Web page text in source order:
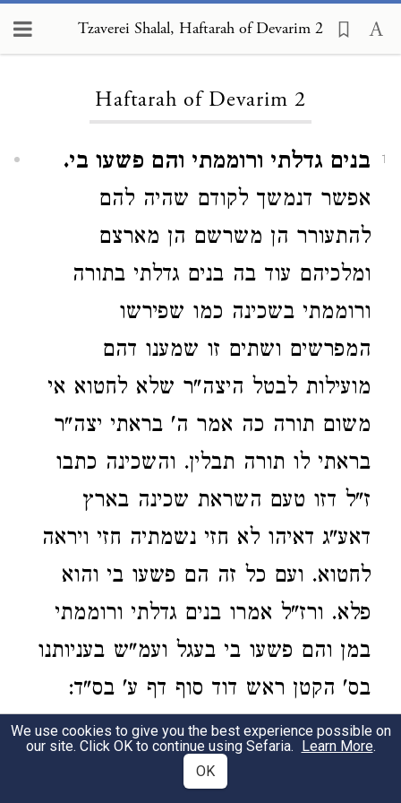
Tzaverei Shalal, Haftarah of Devarim 2
Haftarah of Devarim 2
1
בנים גדלתי ורוממתי והם פשעו בי.
אפשר דנמשך לקודם שהיה להם
להתעורר הן משרשם הן מארצם
ומלכיהם עוד בה בנים גדלתי בתורה
ורוממתי בשכינה כמו שפירשו
המפרשים ושתים זו שמענו דהם
מועילות לבטל היצה"ר שלא לחטוא אי
משום תורה כה אמר ה' בראתי יצה"ר
בראתי לו תורה תבלין. והשכינה כתבו
ז"ל דזו טעם השראת שכינה בארץ
דאע"ג דאיהו לא חזי נשמתיה חזי ויראה
לחטוא. ועם כל זה הם פשעו בי והוא
פלא. ורז"ל אמרו בנים גדלתי ורוממתי
במן והם פשעו בי בעגל ועמ"ש בעניותנו
בס' הקטן ראש דוד סוף דף ע' בס"ד:
ידעשור קונהו וכו' שמעתי במה שאמרו
בהגדה דישראל היה לו פרה ומדוחקו
We use cookies to give you the best experience possible on
our site. Click OK to continue using Sefaria. Learn More.
OK